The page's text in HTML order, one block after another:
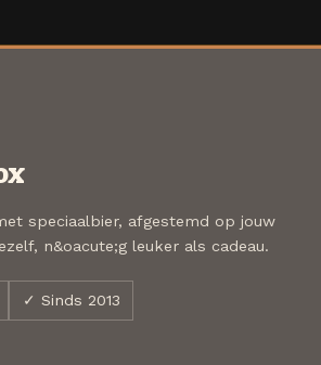
speciaalbier, afgestemd op jouw
n&oacute;g leuker als cadeau.
✓ Sinds 2013